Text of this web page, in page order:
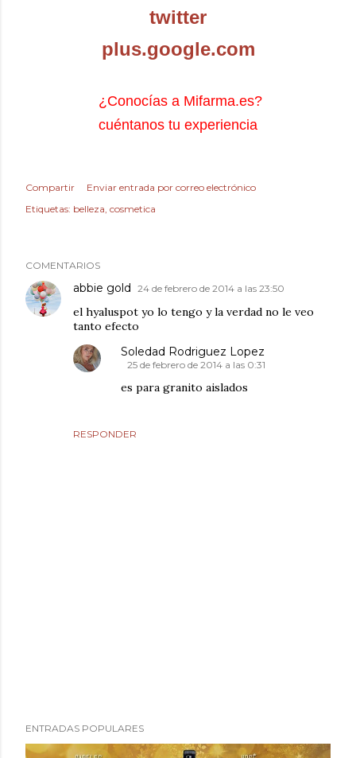
twitter
plus.google.com
¿Conocías a Mifarma.es?
cuéntanos tu experiencia
Compartir
Enviar entrada por correo electrónico
Etiquetas: belleza cosmetica
COMENTARIOS
abbie gold 24 de febrero de 2014 a las 23:50
el hyaluspot yo lo tengo y la verdad no le veo
tanto efecto
RESPONDER
Soledad Rodriguez Lopez
25 de febrero de 2014 a las 0:31
es para granito aislados
u
ENTRADAS POPULARES